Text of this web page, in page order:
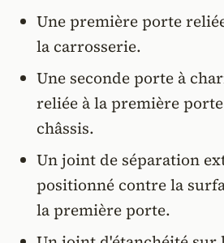
Une première porte
la carrosserie.
Une seconde porte à
reliée à la première
châssis.
Un joint de séparation
positionné contre la
la première porte.